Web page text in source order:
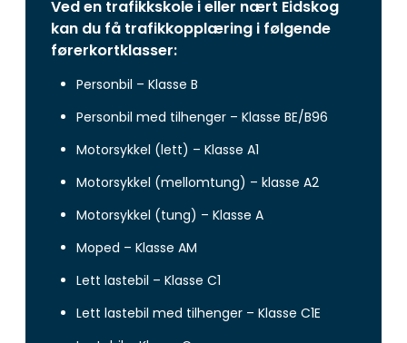
Ved en trafikkskole i eller nært Eidskog
kan du få trafikkopplæring i følgende
førerkortklasser:
Personbil – Klasse B
Personbil med tilhenger – Klasse BE/B96
Motorsykkel (lett) – Klasse A1
Motorsykkel (mellomtung) – klasse A2
Motorsykkel (tung) – Klasse A
Moped – Klasse AM
Lett lastebil – Klasse C1
Lett lastebil med tilhenger – Klasse C1E